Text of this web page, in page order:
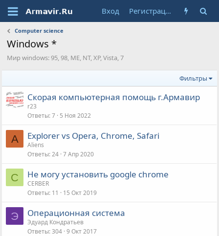
Вход Регистрация
Computer science
Windows *
Мир windows: 95, 98, ME, NT, XP, Vista, 7
Фильтры
Скорая компьютерная помощь г.Армавир
r23
Ответы 7 5 Ноя 2022
A Explorer vs Opera, Chrome, Safari
Aliens
Ответы 24 7 Апр 2020
C Не могу установить google chrome
CERBER
Ответы 11 15 Окт 2019
Э Операционная система
Эдуард Кондратьев
Ответы 304 9 Окт 2017